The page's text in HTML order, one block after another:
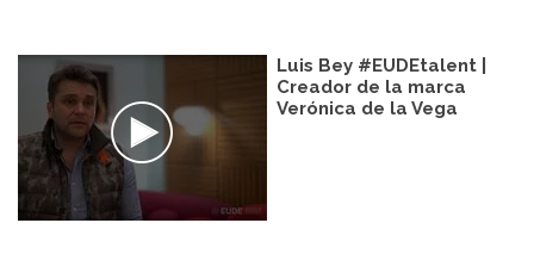
Luis Bey #EUDEtalent |
Creador de la marca
Verónica de la Vega